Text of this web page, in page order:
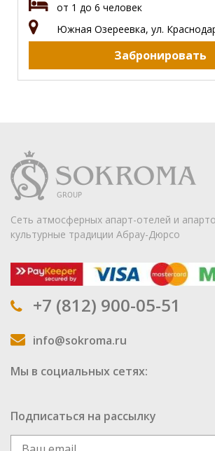
от 1 до 6 человек
Южная Озереевка, ул.
Забронировать
Сеть атмосферных апарт-отелей и
культурные традиции Абрау-Дюрсо
+7 (812) 900-05-51
info@sokroma.ru
Мы в социальных сетях:
Подписаться на рассылку